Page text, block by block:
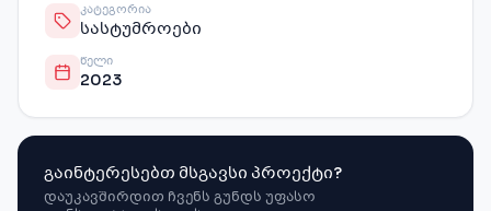
ᲙᲐᲢᲔᲒᲝᲠᲘᲐ
სასტუმროები
ᲬᲔᲚᲘ
2023
გაინტერესებთ მსგავსი პროექტი?
დაუკავშირდით ჩვენს გუნდს უფასო